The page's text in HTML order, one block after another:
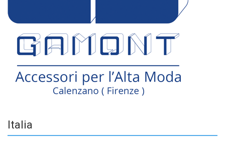
Italia